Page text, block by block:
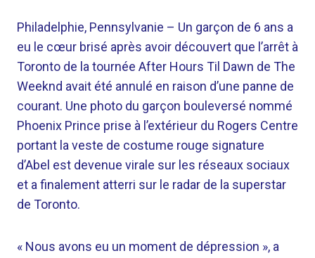
Philadelphie, Pennsylvanie – Un garçon de 6 ans a
eu le cœur brisé après avoir découvert que l’arrêt à
Toronto de la tournée After Hours Til Dawn de The
Weeknd avait été annulé en raison d’une panne de
courant. Une photo du garçon bouleversé nommé
Phoenix Prince prise à l’extérieur du Rogers Centre
portant la veste de costume rouge signature
d’Abel est devenue virale sur les réseaux sociaux
et a finalement atterri sur le radar de la superstar
de Toronto.
« Nous avons eu un moment de dépression », a